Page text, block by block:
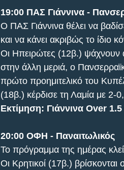
19:00 ΠΑΣ Γιάννινα -
Ο ΠΑΣ Γιάννινα θέλει να
και να κάνει ακριβώς το ίδιο
Οι Ηπειρώτες (12β.) ψάχνουν
στην άλλη μεριά, ο
πρώτο προημιτελικό του
(18β.) κέρδισε τη Λαμία με 2-
Εκτίμηση: Γιάννινα Over
20:00 ΟΦΗ - Παναιτωλικός
Το πρόγραμμα της ημέρας
Οι Κρητικοί (17β.)